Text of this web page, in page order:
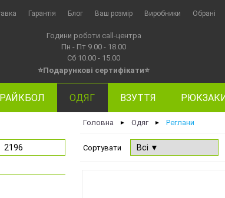
Гарантія Блог Ваш розмір Виробники Обрані
Години роботи call-центра
Пн - Пт 9.00 - 18.00
Сб 10.00 - 15.00
⭐Подарункові сертифікати⭐
ОДЯГ ВЗУТТЯ
Головна ► Одяг ► Реглани
Сортувати